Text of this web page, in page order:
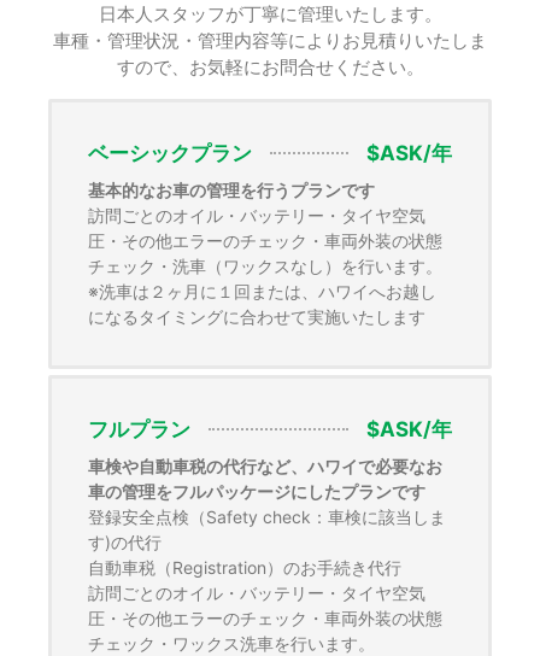
日本人スタッフが丁寧に管理いたします。
車種・管理状況・管理内容等によりお見積りいたしま
すので、お気軽にお問合せください。
ベーシックプラン $ASK/年
基本的なお車の管理を行うプランです
訪問ごとのオイル・バッテリー・タイヤ空気
圧・その他エラーのチェック・車両外装の状態
チェック・洗車（ワックスなし）を行います。
※洗車は２ヶ月に１回または、ハワイへお越し
になるタイミングに合わせて実施いたします
フルプラン $ASK/年
車検や自動車税の代行など、ハワイで必要なお
車の管理をフルパッケージにしたプランです
登録安全点検（Safety check：車検に該当しま
す)の代行
自動車税（Registration）のお手続き代行
訪問ごとのオイル・バッテリー・タイヤ空気
圧・その他エラーのチェック・車両外装の状態
チェック・ワックス洗車を行います。